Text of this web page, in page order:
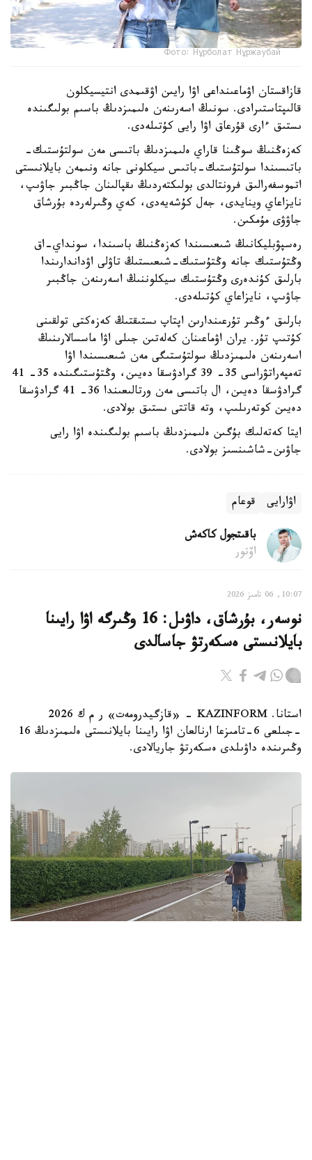
Фото: Нұрболат Нұржаубай
قازاقستان اۋماعىنداعى اۋا رايىن اۋقىمدى انتيسيكلون
قالىپتاستىرادى. سونىڭ اسەرىنەن ەلىمىزدىڭ باسىم بولىگىندە
ىستىق ءارى قۇرعاق اۋا رايى كۇتىلەدى.
كەزەڭنىڭ سوڭىنا قاراي ەلىمىزدىڭ باتىسى مەن سولتۇستىك-
باتىسىندا سولتۇستىك-باتىس سيكلونى جانە ونىمەن بايلانىستى
اتموسفەرالىق فرونتالدى بولىكتەردىڭ ىقپالىنان جاڭبىر جاۋىپ،
نايزاعاي وينايدى، جەل كۇشەيەدى، كەي وڭىرلەردە بۇرشاق
جاۋۋى مۇمكىن.
رەسپۋبليكانىڭ شىعىسىندا كەزەڭنىڭ باسىندا، سونداي-اق
وڭتۇستىك جانە وڭتۇستىك-شىعىستىڭ تاۋلى اۋداندارىندا
بارلىق كۇندەرى وڭتۇستىك سيكلوننىڭ اسەرىنەن جاڭبىر
جاۋىپ، نايزاعاي كۇتىلەدى.
بارلىق ءوڭىر تۇرعىندارىن اپتاپ ىستىقتىڭ كەزەكتى تولقىنى
كۇتىپ تۇر. يران اۋماعىنان كەلەتىن جىلى اۋا ماسسالارىنىڭ
اسەرىنەن ەلىمىزدىڭ سولتۇستىگى مەن شىعىسىندا اۋا
تەمپەراتۋراسى 35- 39 گرادۋسقا دەيىن، وڭتۇستىگىندە 35- 41
گرادۋسقا دەيىن، ال باتىسى مەن ورتالىعىندا 36- 41 گرادۋسقا
دەيىن كوتەرىلىپ، وتە قاتتى ىستىق بولادى.
ايتا كەتەلىك بۇگىن ەلىمىزدىڭ باسىم بولىگىندە اۋا رايى
جاۋىن-شاشىنسىز بولادى.
اۋارايى قوعام
باقىتجول كاكەش
اۆتور
10:07, 06 تامىز 2026
نوسەر، بۇرشاق، داۋىل: 16 وڭىرگە اۋا رايىنا
بايلانىستى ەسكەرتۋ جاسالدى
استانا. KAZINFORM - «قازگيدرومەت» ر م ك 2026
-جىلعى 6-تامىزعا ارنالعان اۋا رايىنا بايلانىستى ەلىمىزدىڭ 16
وڭىرىندە داۋىلدى ەسكەرتۋ جاريالادى.